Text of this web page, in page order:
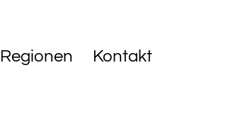
Regionen Kontakt